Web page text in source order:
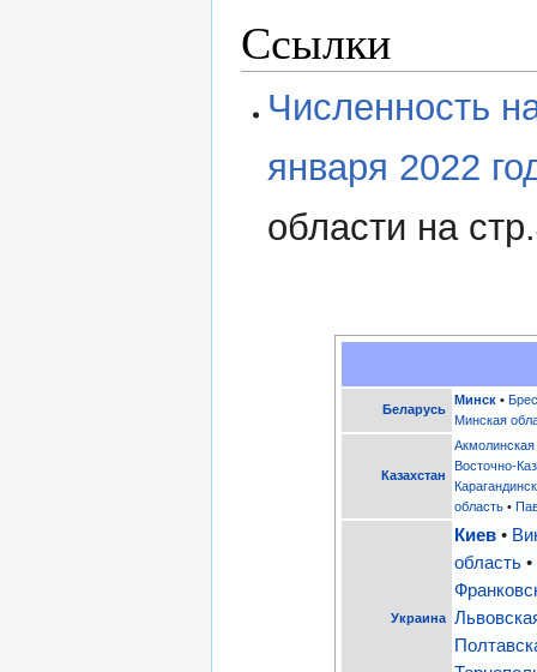
Ссылки
Численность
января 2022
области на
Беларусь
Минск •
Минская
Казахстан
Восточно-
область •
Украина
Киев •
область •